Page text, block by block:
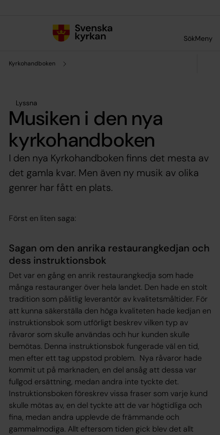
SökMeny
Kyrkohandboken
Lyssna
Musiken i den nya
kyrkohandboken
I den nya Kyrkohandboken finns det mesta av
det gamla kvar. Men även ny musik av olika
genrer har fått en plats.
Först en liten saga:
Sagan om den anrika restaurangkedjan och
dess instruktionsbok
Det var en gång en anrik restaurangkedja som hade
många restauranger över hela landet. Den hade en stolt
tradition som pålitlig leverantör av kvalitetsmåltider. För
att kunna säkerställa den höga kvaliteten hade kedjan en
instruktionsbok som utförligt beskrev vilken typ av
råvaror som skulle användas och hur kunden skulle
bemötas. Denna instruktionsbok fungerade väl en tid,
men efter ett tag uppstod problem. Nya råvaror hade
kommit ut på marknaden, en del ansåg att dessa var
fullgod ersättning, medan andra inte tyckte det.
Instruktionsboken föreskrev vissa fraser som varje kund
skulle mötas av, en del tyckte att de var högtidliga och
fina, medan andra upplevde de främmande och
gammalmodiga. Allt eftersom tiden gick blev det allt